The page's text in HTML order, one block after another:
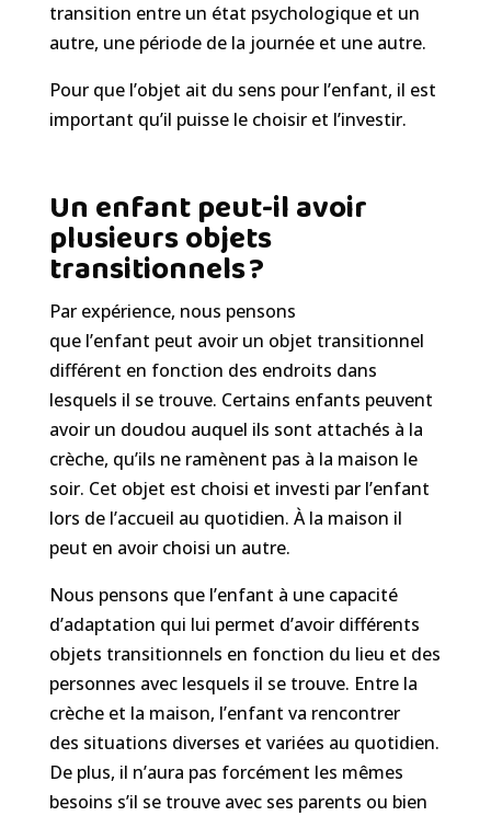
transition entre un état psychologique et un
autre, une période de la journéeet une autre.
Pour que l’objet ait du sens pour l’enfant, il est
important qu’il puisse le choisir et l’investir.
Un enfant peut-il avoir
plusieurs objets
transitionnels ?
Par expérience, nous pensons
que l’enfant peut avoir un objet transitionnel
différent en fonction des endroits dans
lesquels il se trouve. Certains enfants peuvent
avoir un doudou auquel ils sont attachés à la
crèche, qu’ils ne ramènent pas à la maison le
soir. Cet objet est choisi et investi par l’enfant
lors de l’accueil au quotidien. Àla maison il
peut en avoir choisi un autre.
Nous pensons que l’enfant à une capacité
d’adaptation qui lui permet d’avoir différents
objets transitionnels en fonction du lieu et des
personnes avec lesquels il se trouve. Entre la
crèche et la maison, l’enfant va rencontrer
des situations diverses et variées au quotidien.
De plus, il n’aura pas forcément les mêmes
besoins s’il se trouve avec ses parents ou bien